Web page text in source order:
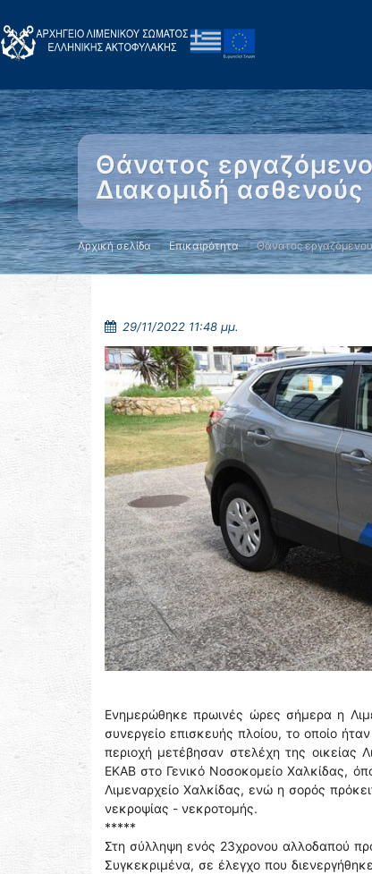
Θάνατος
Διακομιδή ασθενούς
Αρχική σελίδα Επικαιρότητα Θάνατος
29/11/2022 11:48 μμ.
Ενημερώθηκε πρωινές ώρες σήμερα η
συνεργείο επισκευής πλοίου, το οποίο
περιοχή μετέβησαν στελέχη της
ΕΚΑΒ στο Γενικό Νοσοκομείο Χαλκίδας,
Λιμεναρχείο Χαλκίδας, ενώ η σορός
νεκροψίας - νεκροτομής.
*****
Στη σύλληψη ενός 23χρονου αλλοδαπού
Συγκεκριμένα, σε έλεγχο που